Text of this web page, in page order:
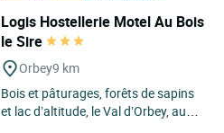
Logis Hostellerie Motel Au Bois
le Sire
Orbey9 km
Bois et pâturages, forêts de sapins
et lac d’altitude, le Val d’Orbey, au